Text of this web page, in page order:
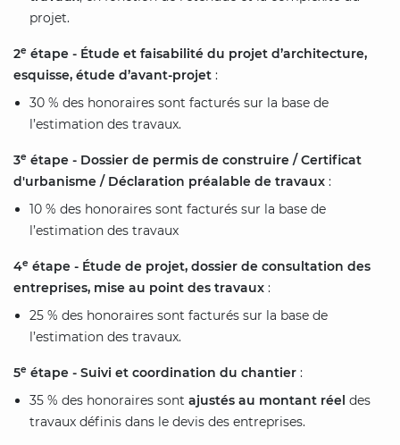
projet.
2e étape - Étude et faisabilité du projet d’architecture,
esquisse, étude d’avant-projet :
30 % des honoraires sont facturés sur la base de
l’estimation des travaux.
3e étape - Dossier de permis de construire / Certificat
d'urbanisme / Déclaration préalable de travaux :
10 % des honoraires sont facturés sur la base de
l’estimation des travaux
4e étape - Étude de projet, dossier de consultation des
entreprises, mise au point des travaux :
25 % des honoraires sont facturés sur la base de
l’estimation des travaux.
5e étape - Suivi et coordination du chantier :
35 % des honoraires sont ajustés au montant réel des
travaux définis dans le devis des entreprises.